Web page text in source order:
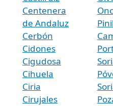
Centenera
de Andaluz
Cerbón
Cidones
Cigudosa
Cihuela
Ciria
Cirujales